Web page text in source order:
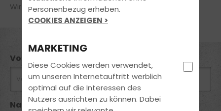
Wir freuen uns auf Deine Nachricht!
Vorname
Nachname
Personenbezug erheben.
COOKIES ANZEIGEN >
MARKETING
Diese Cookies werden verwendet,
um unseren Internetauftritt werblich
optimal auf die Interessen des
Nutzers ausrichten zu können. Dabei